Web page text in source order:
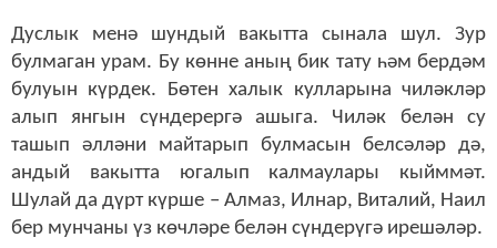
Дуслык менә шундый вакытта сынала шул. Зур
булмаган урам. Бу көнне аның бик тату һәм бердәм
булуын күрдек. Бөтен халык кулларына чиләкләр
алып янгын сүндерергә ашыга. Чиләк белән су
ташып әлләни майтарып булмасын белсәләр дә,
андый вакытта югалып калмаулары кыйммәт.
Шулай да дүрт күрше – Алмаз, Илнар, Виталий, Наил
бер мунчаны үз көчләре белән сүндерүгә ирешәләр.